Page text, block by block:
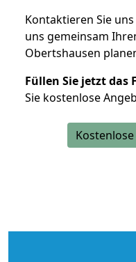
Kontaktieren Sie
uns gemeinsam
Obertshausen
Füllen Sie jetzt das
Sie kostenlose